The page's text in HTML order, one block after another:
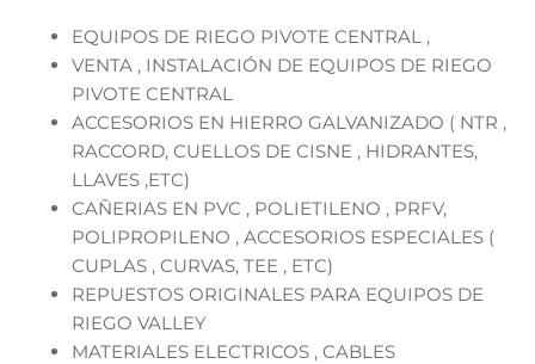
EQUIPOS DE RIEGO PIVOTE CENTRAL ,
VENTA , INSTALACIÓN DE EQUIPOS DE RIEGO
PIVOTE CENTRAL
ACCESORIOS EN HIERRO GALVANIZADO ( NTR ,
RACCORD, CUELLOS DE CISNE , HIDRANTES,
LLAVES ,ETC)
CAÑERIAS EN PVC , POLIETILENO , PRFV,
POLIPROPILENO , ACCESORIOS ESPECIALES (
CUPLAS , CURVAS, TEE , ETC)
REPUESTOS ORIGINALES PARA EQUIPOS DE
RIEGO VALLEY
MATERIALES ELECTRICOS , CABLES